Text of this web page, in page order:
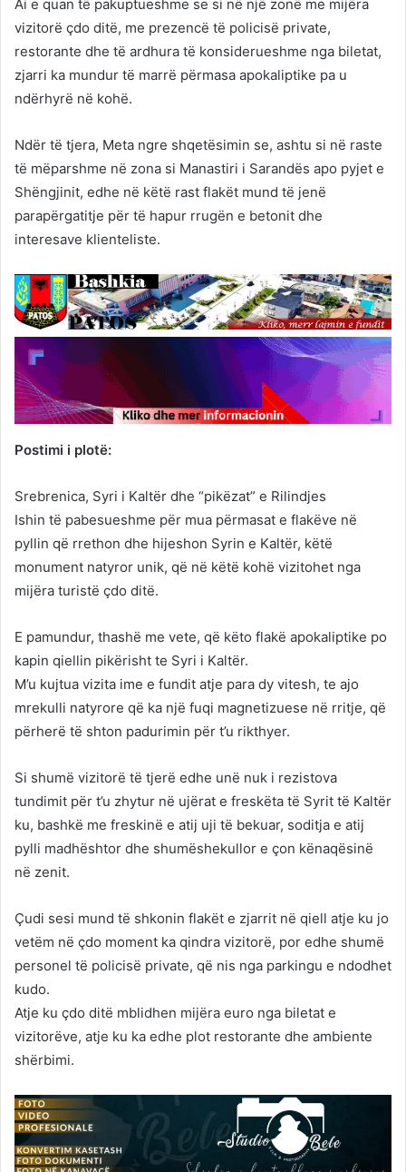
Ai e quan të pakuptueshme se si në një zonë me mijëra
vizitorë çdo ditë, me prezencë të policisë private,
restorante dhe të ardhura të konsiderueshme nga biletat,
zjarri ka mundur të marrë përmasa apokaliptike pa u
ndërhyrë në kohë.
Ndër të tjera, Meta ngre shqetësimin se, ashtu si në raste
të mëparshme në zona si Manastiri i Sarandës apo pyjet e
Shëngjinit, edhe në këtë rast flakët mund të jenë
parapërgatitje për të hapur rrugën e betonit dhe
interesave klienteliste.
Postimi i plotë:
Srebrenica, Syri i Kaltër dhe “pikëzat” e Rilindjes
Ishin të pabesueshme për mua përmasat e flakëve në
pyllin që rrethon dhe hijeshon Syrin e Kaltër, këtë
monument natyror unik, që në këtë kohë vizitohet nga
mijëra turistë çdo ditë.
E pamundur, thashë me vete, që këto flakë apokaliptike po
kapin qiellin pikërisht te Syri i Kaltër.
M’u kujtua vizita ime e fundit atje para dy vitesh, te ajo
mrekulli natyrore që ka një fuqi magnetizuese në rritje, që
përherë të shton padurimin për t’u rikthyer.
Si shumë vizitorë të tjerë edhe unë nuk i rezistova
tundimit për t’u zhytur në ujërat e freskëta të Syrit të Kaltër
ku, bashkë me freskinë e atij uji të bekuar, soditja e atij
pylli madhështor dhe shumëshekullor e çon kënaqësinë
në zenit.
Çudi sesi mund të shkonin flakët e zjarrit në qiell atje ku jo
vetëm në çdo moment ka qindra vizitorë, por edhe shumë
personel të policisë private, që nis nga parkingu e ndodhet
kudo.
Atje ku çdo ditë mblidhen mijëra euro nga biletat e
vizitorëve, atje ku ka edhe plot restorante dhe ambiente
shërbimi.